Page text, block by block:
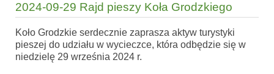
2024-09-29 Rajd pieszy Koła Grodzkiego
Koło Grodzkie serdecznie zaprasza aktyw turystyki
pieszej do udziału w wycieczce, która odbędzie się w
niedzielę 29 września 2024 r.